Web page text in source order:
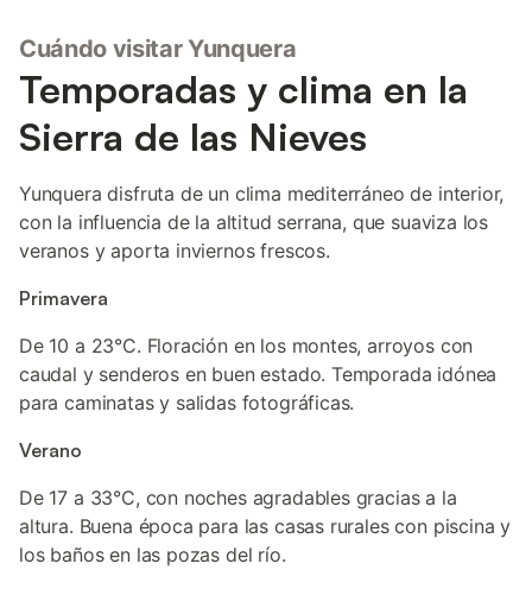
Cuándo visitar Yunquera
Temporadas y clima en la
Sierra de las Nieves
Yunquera disfruta de un clima mediterráneo de interior,
con la influencia de la altitud serrana, que suaviza los
veranos y aporta inviernos frescos.
Primavera
De 10 a 23°C. Floración en los montes, arroyos con
caudal y senderos en buen estado. Temporada idónea
para caminatas y salidas fotográficas.
Verano
De 17 a 33°C, con noches agradables gracias a la
altura. Buena época para las casas rurales con piscina y
los baños en las pozas del río.